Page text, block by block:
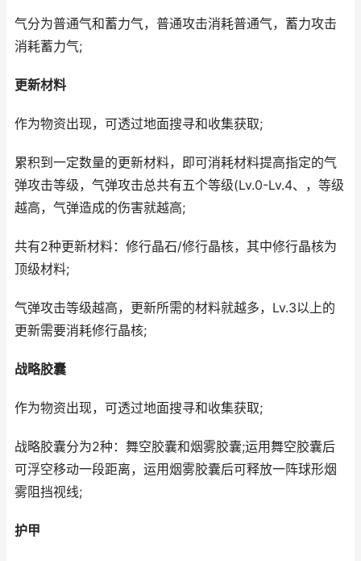
气分为普通气和蓄力气，普通攻击消耗普通气，蓄力攻击
消耗蓄力气;
更新材料
作为物资出现，可透过地面搜寻和收集获取;
累积到一定数量的更新材料，即可消耗材料提高指定的气
弹攻击等级，气弹攻击总共有五个等级(Lv.0-Lv.4、，等级
越高，气弹造成的伤害就越高;
共有2种更新材料：修行晶石/修行晶核，其中修行晶核为
顶级材料;
气弹攻击等级越高，更新所需的材料就越多，Lv.3以上的
更新需要消耗修行晶核;
战略胶囊
作为物资出现，可透过地面搜寻和收集获取;
战略胶囊分为2种：舞空胶囊和烟雾胶囊;运用舞空胶囊后
可浮空移动一段距离，运用烟雾胶囊后可释放一阵球形烟
雾阻挡视线;
护甲